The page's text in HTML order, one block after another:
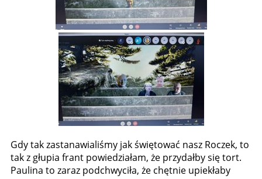
Gdy tak zastanawialiśmy jak świętować nasz Roczek, to
tak z głupia frant powiedziałam, że przydałby się tort.
Paulina to zaraz podchwyciła, że chętnie upiekłaby